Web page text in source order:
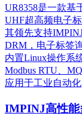
UR8358是一款基
UHF超高频电子
其领先支持
DRM，电子标签
内置Linux操作系
Modbus RTU、
应用于工业自动化
IMPINJ高性能